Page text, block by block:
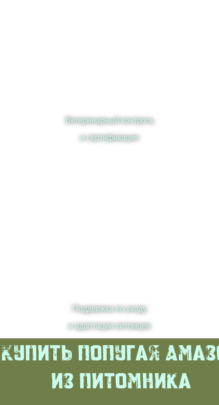
Ветеринарный контроль
и сертификация
Поддержка по уходу
и адаптации питомцев
Купить попугая
из питомника